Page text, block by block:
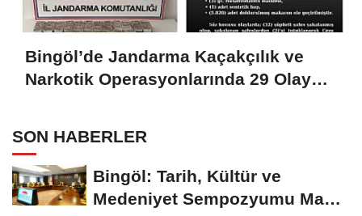
Bingöl’de Jandarma Kaçakçılık ve
Narkotik Operasyonlarında 29 Olaya
SON HABERLER
Bingöl: Tarih, Kültür ve
Medeniyet Sempozyumu Mayıs